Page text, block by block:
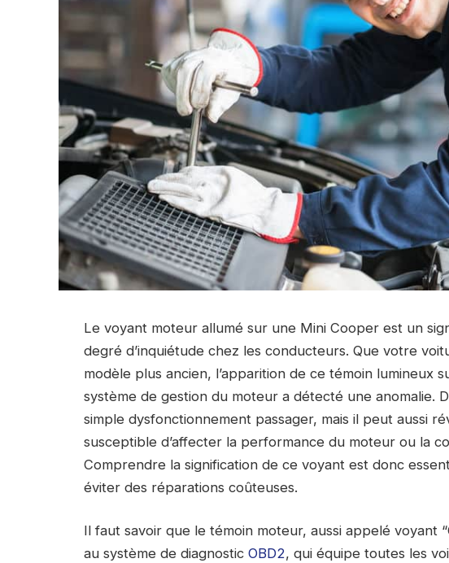
Le voyant moteur allumé sur une Mini Cooper est un
degré d’inquiétude chez les conducteurs. Que votre
modèle plus ancien, l’apparition de ce témoin lumineux
système de gestion du moteur a détecté une anomalie.
simple dysfonctionnement passager, mais il peut aussi
susceptible d’affecter la performance du moteur ou la
Comprendre la signification de ce voyant est donc
éviter des réparations coûteuses.
Il faut savoir que le témoin moteur, aussi appelé voyant
au système de diagnostic OBD2, qui équipe toutes les